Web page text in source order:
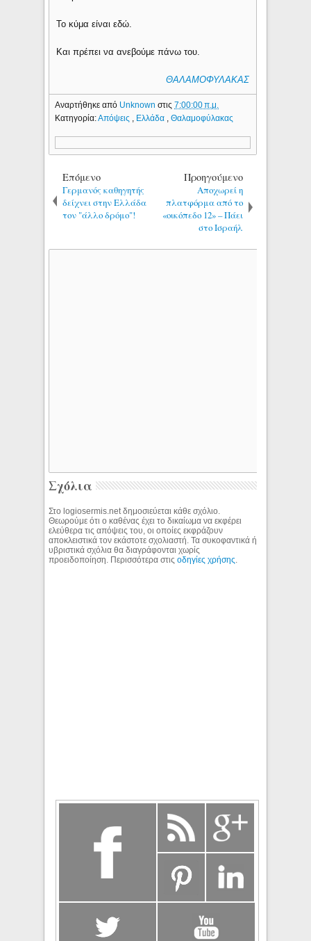
Το κύμα είναι εδώ.
Και πρέπει να ανεβούμε πάνω του.
ΘΑΛΑΜΟΦΥΛΑΚΑΣ
Αναρτήθηκε από Unknownστις7:00:00 π.μ.
Κατηγορία:Απόψεις Ελλάδα ,Θαλαμοφύλακας
Επόμενο
Γερμανός καθηγητής
δείχνει στην Ελλάδα
τον "άλλο δρόμο"!
Προηγούμενο
Αποχωρεί η
πλατφόρμα από το
«οικόπεδο 12» – Πάει
στο Ισραήλ
Σχόλια
Στο logiosermis.net δημοσιεύεται κάθε σχόλιο.
Θεωρούμε ότι ο καθένας έχει το δικαίωμα να εκφέρει
ελεύθερα τις απόψεις του, οι οποίες εκφράζουν
αποκλειστικά τον εκάστοτε σχολιαστή. Τα συκοφαντικά ή
υβριστικά σχόλια θα διαγράφονται χωρίς
προειδοποίηση. Περισσότερα στιςοδηγίες χρήσης